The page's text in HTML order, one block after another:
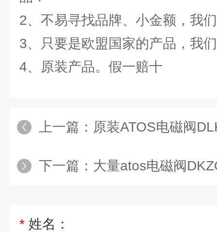
2、不易寻找品牌、小金额，我
3、只要是欧盟国家的产品，我
4、原装产品。假一赔十
上一篇： 原装ATOS电磁阀
下一篇： 大量atos电磁阀
* 姓名：